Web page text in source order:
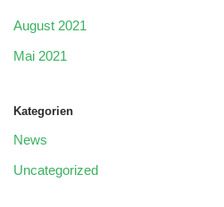
August 2021
Mai 2021
Kategorien
News
Uncategorized